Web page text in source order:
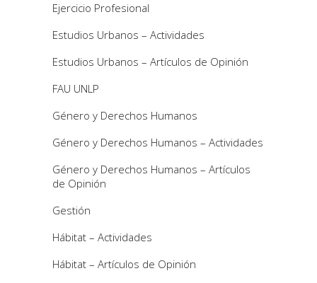
Ejercicio Profesional
Estudios Urbanos – Actividades
Estudios Urbanos – Artículos de Opinión
FAU UNLP
Género y Derechos Humanos
Género y Derechos Humanos – Actividades
Género y Derechos Humanos – Artículos
de Opinión
Gestión
Hábitat – Actividades
Hábitat – Artículos de Opinión